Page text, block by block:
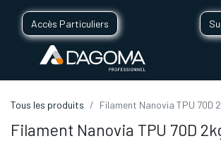
Accès Particuliers
Tous les produits Filament Nanovia TPU 70D
Filament Nanovia TPU 70D